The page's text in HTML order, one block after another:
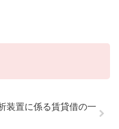
装置に係る賃貸借の一